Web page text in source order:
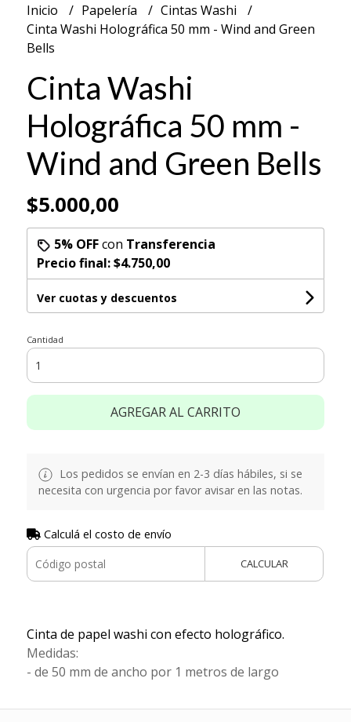
Inicio Papelería
Cintas Washi
Cinta Washi Holográfica 50 mm - Wind and Green
Bells
Cinta Washi
Holográfica 50 mm -
Wind and Green Bells
$5.000,00
5% OFFcon Transferencia
Precio final:$4.750,00
Ver cuotas y descuentos
Cantidad
AGREGAR AL CARRITO
Los pedidos se envían en 2-3 días hábiles, si se
necesita con urgencia por favor avisar en las notas.
Calculá el costo de envío
CALCULAR
Cinta de papel washi con efecto holográfico.
Medidas:
- de 50 mm de ancho por 1 metros de largo